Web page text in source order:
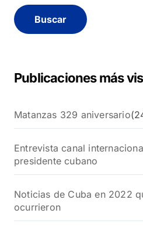
c
a
Publicaciones más
Matanzas 329 aniversario
Entrevista canal
presidente cubano
Noticias de Cuba en 2022
ocurrieron